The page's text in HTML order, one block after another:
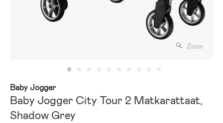
Zoom
Baby Jogger
Baby Jogger City Tour 2 Matkarattaat,
Shadow Grey